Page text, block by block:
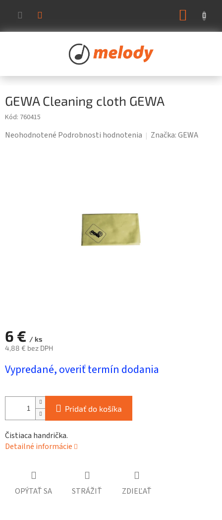
obsah
GEWA Cleaning cloth GEWA
Kód: 760415
Priemerné
Neohodnotené Podrobnosti hodnotenia Značka:GEWA
6 € / ks
4,88 € bez DPH
cena:
Vypredané, overiť termín dodania
Pridať do košíka
Čistiaca handrička.
Detailné informácie
OPÝTAŤ SA STRÁŽIŤ ZDIEĽAŤ